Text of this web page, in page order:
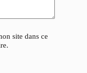
site dans ce